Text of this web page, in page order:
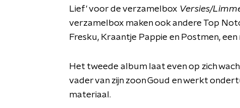
Lief' voor de verzamelbox Versies/
verzamelbox maken ook andere Top
Fresku, Kraantje Pappie en Postmen,
Het tweede album laat even op zich
vader van zijn zoon Goud en werkt
materiaal.